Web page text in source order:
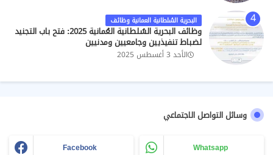
البحرية السُلطانية العمانية وظائف
وظائف البحرية السُلطانية العُمانية 2025: فتح باب التجنيد
لضباط تنفيذيين وجامعيين ومدنيين
الأحد 3 أغسطس 2025
وسائل التواصل الاجتماعي
Facebook Whatsapp